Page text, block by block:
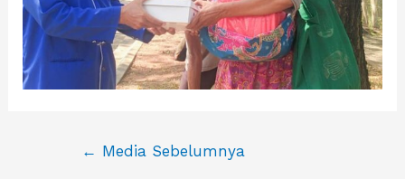
Navigasi
← Media Sebelumnya